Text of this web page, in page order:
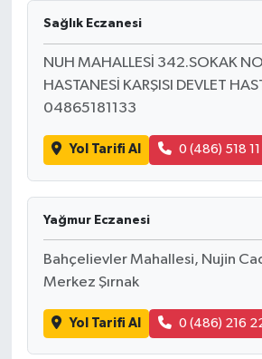
Sağlık Eczanesi
NUH MAHALLESİ 342.SOKAK
HASTANESİ KARŞISI DEVLET
04865181133
Yol Tarifi Al 0 (486) 518 11
Yağmur Eczanesi
Bahçelievler Mahallesi, Nujin
Merkez Şırnak
Yol Tarifi Al 0 (486) 216